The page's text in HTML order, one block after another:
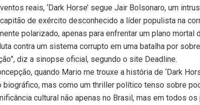
reais, ‘Dark Horse’ segue Jair Bolsonaro, um
de exército desconhecido a líder populista na
polarizado, apenas para enfrentar um plano mortal
contra um sistema corrupto em uma batalha por
diz a sinopse oficial, segundo o site Deadline.
quando Mario me trouxe a história de ‘Dark
biográfico, mas como um thriller político tenso sobre
cultural não apenas no Brasil, mas em todos